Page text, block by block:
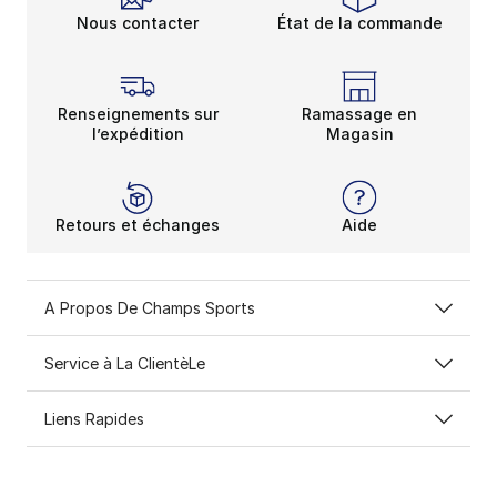
Nous contacter État de la commande
Renseignements sur
l’expédition
Ramassage en
Magasin
Retours et échanges Aide
A Propos De Champs Sports
Service à La ClientèLe
Liens Rapides